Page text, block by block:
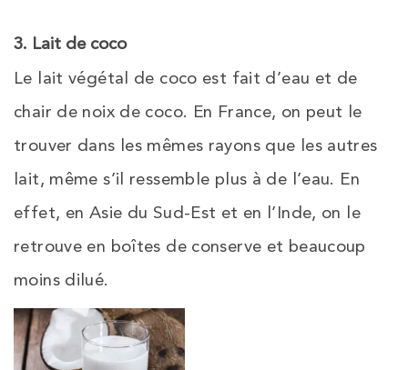
3. Lait de coco
Le lait végétal de coco est fait d’eau et de
chair de noix de coco. En France, on peut le
trouver dans les mêmes rayons que les autres
lait, même s’il ressemble plus à de l’eau. En
effet, en Asie du Sud-Est et en l’Inde, on le
retrouve en boîtes de conserve et beaucoup
moins dilué.